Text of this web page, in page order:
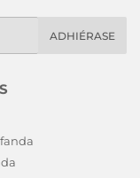
ADHIÉRASE